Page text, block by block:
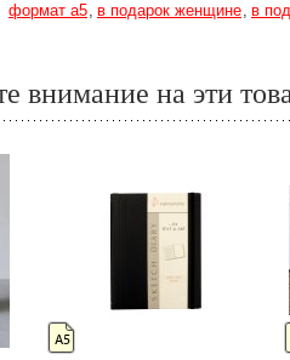
формат а5 в подарок женщине в
внимание на эти
А5